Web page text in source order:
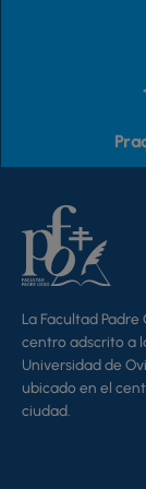
La Facultad Padre
centro adscrito a
Universidad de
ubicado en el
ciudad.